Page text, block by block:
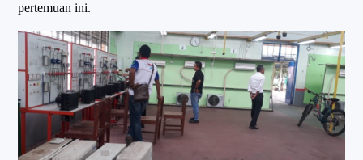
pertemuan ini.